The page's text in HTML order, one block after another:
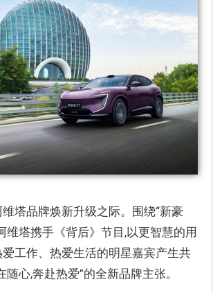
塔品牌焕新升级之际。围绕“新豪
维塔携手《背后》节目,以更智慧的用
工作、热爱生活的明星嘉宾产生共
随心,奔赴热爱”的全新品牌主张。